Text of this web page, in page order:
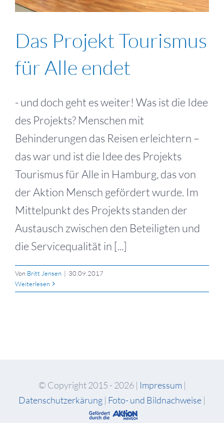
Das Projekt Tourismus
für Alle endet
- und doch geht es weiter! Was ist die Idee
des Projekts? Menschen mit
Behinderungen das Reisen erleichtern –
das war und ist die Idee des Projekts
Tourismus für Alle in Hamburg, das von
der Aktion Mensch gefördert wurde. Im
Mittelpunkt des Projekts standen der
Austausch zwischen den Beteiligten und
die Servicequalität in [...]
Von Britt Jensen | 30.09.2017
Weiterlesen
© Copyright 2015 - 2026 | Impressum |
Datenschutzerkärung | Foto- und Bildnachweise |